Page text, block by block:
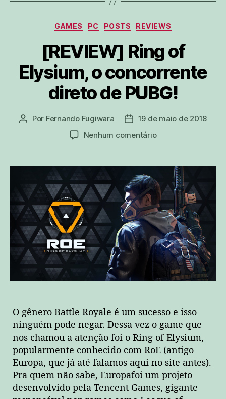
Categorias
GAMES PC POSTS REVIEWS
[REVIEW] Ring of
Elysium, o concorrente
direto de PUBG!
Autor
Por Fernando Fugiwara
Data19 de maio de 2018
Nenhum comentárioem
of
Elysium,
o
concorrente
direto
de
PUBG!
O gênero Battle Royale é um sucesso e isso
ninguém pode negar. Dessa vez o game que
nos chamou a atenção foi o Ring of Elysium,
popularmente conhecido com RoE (antigo
Europa, que já até falamos aqui no site antes).
Pra quem não sabe, Europafoi um projeto
desenvolvido pela Tencent Games, gigante